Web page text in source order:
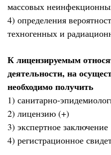
массовых
4) определения
техногенных и
К лицензируемым
деятельности, на
необходимо получить
1) санитарно-
2) лицензию (+)
3) экспертное заключение
4) регистрационное